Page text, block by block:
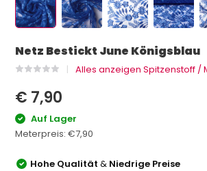
Netz Bestickt June Königsblau
Alles anzeigen Spitzenstoff /
€ 7,90
Auf Lager
Meterpreis:€7,90
Hohe Qualität& Niedrige Preise